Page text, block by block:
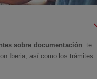
sobre documentación: te
Iberia, así como los trámites